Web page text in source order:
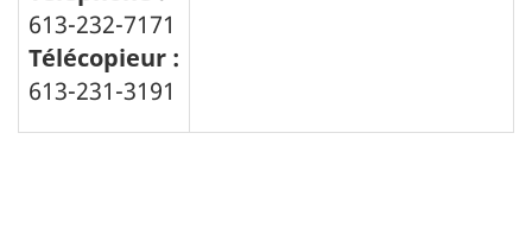
613-232-7171
Télécopieur :
613-231-3191